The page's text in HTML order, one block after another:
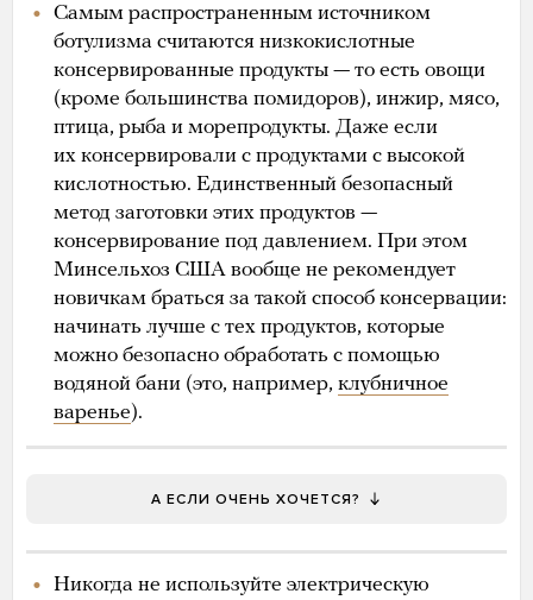
Самым распространенным источником
ботулизма считаются низкокислотные
консервированные продукты — то есть овощи
(кроме большинства помидоров), инжир, мясо,
птица, рыба и морепродукты. Даже если
их консервировали с продуктами с высокой
кислотностью. Единственный безопасный
метод заготовки этих продуктов —
консервирование под давлением. При этом
Минсельхоз США вообще не рекомендует
новичкам браться за такой способ консервации:
начинать лучше с тех продуктов, которые
можно безопасно обработать с помощью
водяной бани (это, например, клубничное
варенье).
А ЕСЛИ ОЧЕНЬ ХОЧЕТСЯ?
Никогда не используйте электрическую